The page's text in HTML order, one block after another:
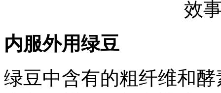
内服外用绿豆
绿豆中含有的粗纤维和